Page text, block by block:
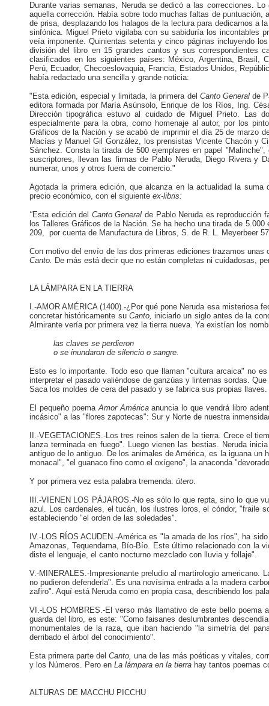
Durante varias semanas, Neruda se dedicó a las correcciones.
aquella corrección. Había sobre todo muchas faltas de
de prisa, desplazando los halagos de la lectura para dedicarnos a
sinfónica. Miguel Prieto vigilaba con su sabiduría los incontables
veía imponente. Quinientas setenta y cinco páginas incluyendo
división del libro en 15 grandes cantos y sus correspondientes
clasificados en los siguientes países: México, Argentina, Brasil,
Perú, Ecuador, Checoeslovaquia, Francia, Estados Unidos,
había redactado una sencilla y grande noticia:
"Esta edición, especial y limitada, la primera del Canto General de
editora formada por María Asúnsolo, Enrique de los Ríos, Ing.
Dirección tipográfica estuvo al cuidado de Miguel Prieto. Las
especialmente para la obra, como homenaje al autor, por los
Gráficos de la Nación y se acabó de imprimir el día 25 de marzo
Macías y Manuel Gil González, los prensistas Vicente Chacón y
Sánchez. Consta la tirada de 500 ejemplares en papel
suscriptores, llevan las firmas de Pablo Neruda, Diego Rivera y
numerar, unos y otros fuera de comercio."
Agotada la primera edición, que alcanza en la actualidad la suma
precio económico, con el siguiente ex-libris:
"Esta edición del Canto General de Pablo Neruda es reproducción
los Talleres Gráficos de la Nación. Se ha hecho una tirada de
209, por cuenta de Manufactura de Libros, S. de R. L. Meyerbeer
Con motivo del envío de las dos primeras ediciones trazamos
Canto. De más está decir que no están completas ni cuidadosas,
LA LÁMPARA EN LA TIERRA
I.-AMOR AMÉRICA (1400).-¿Por qué pone Neruda esa misteriosa
concretar históricamente su Canto, iniciarlo un siglo antes de la
Almirante vería por primera vez la tierra nueva. Ya existían los
las claves se perdieron
o se inundaron de silencio o sangre.
Esto es lo importante. Todo eso que llaman "cultura arcaica" no
interpretar el pasado valiéndose de ganzúas y linternas sordas.
Saca los moldes de cera del pasado y se fabrica sus propias llaves.
El pequeño poemaAmor Américaanuncia lo que vendrá libro
incásico" a las "flores zapotecas": Sur y Norte de nuestra
II.-VEGETACIONES.-Los tres reinos salen de la tierra. Crece el
lanza terminada en fuego". Luego vienen las bestias. Neruda
antiguo de lo antiguo. De los animales de América, es la iguana
monacal", "el guanaco fino como el oxígeno", la anaconda
Y por primera vez esta palabra tremenda: útero.
III.-VIENEN LOS PÁJAROS.-No es sólo lo que repta, sino lo que
azul. Los cardenales, el tucán, los ilustres loros, el cóndor, "fraile
estableciendo "el orden de las soledades".
IV.-LOS RÍOS ACUDEN.-América es "la amada de los ríos", ha
Amazonas, Tequendama, Bío-Bío. Este último relacionado con la
diste el lenguaje, el canto nocturno mezclado con lluvia y follaje".
V.-MINERALES.-Impresionante preludio al martirologio americano.
no pudieron defenderla". Es una novísima entrada a la madera
zafiro". Aquí está Neruda como en propia casa, describiendo los
VI.-LOS HOMBRES.-El verso más llamativo de este bello poema
guarda del libro, es este: "Como faisanes deslumbrantes
monumentales de la raza, que iban haciendo "la simetría del
derribado el árbol del conocimiento".
Esta primera parte del Canto, una de las más poéticas y vitales,
y los Números. Pero en La lámpara en la tierra hay tantos poemas
ALTURAS DE MACCHU PICCHU